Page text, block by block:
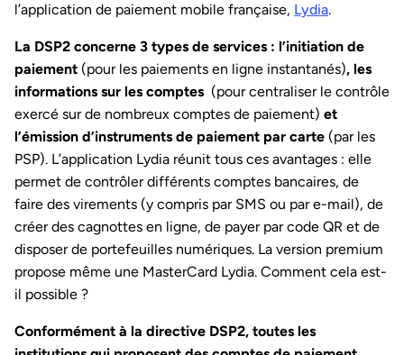
l’application de paiement mobile française, Lydia.
La DSP2 concerne 3 types de services : l’initiation de
paiement (pour les paiements en ligne instantanés), les
informations sur les comptes (pour centraliser le contrôle
exercé sur de nombreux comptes de paiement) et
l’émission d’instruments de paiement par carte (par les
PSP). L’application Lydia réunit tous ces avantages : elle
permet de contrôler différents comptes bancaires, de
faire des virements (y compris par SMS ou par e-mail), de
créer des cagnottes en ligne, de payer par code QR et de
disposer de portefeuilles numériques. La version premium
propose même une MasterCard Lydia. Comment cela est-
il possible ?
Conformément à la directive DSP2, toutes les